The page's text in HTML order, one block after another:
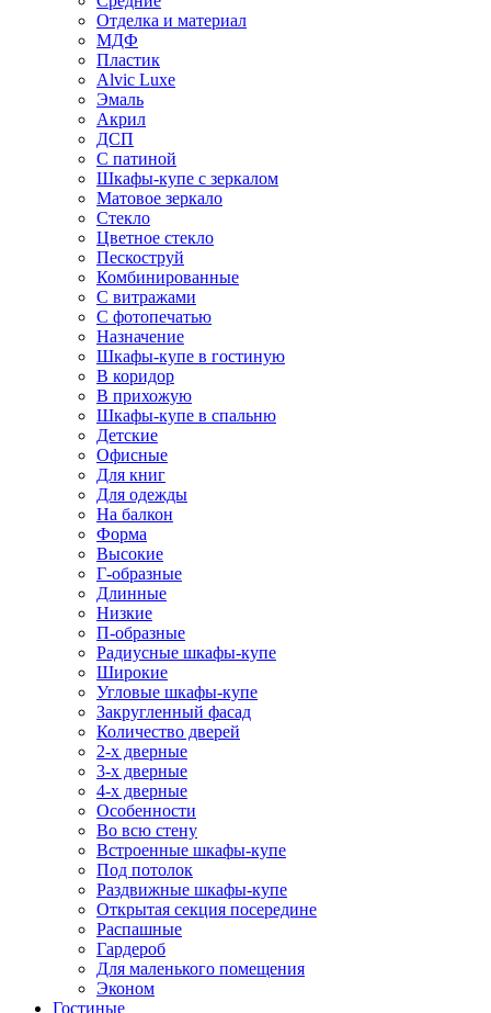
Отделка и материал
МДФ
Пластик
Alvic Luxe
Эмаль
Акрил
ДСП
С патиной
Шкафы-купе с зеркалом
Матовое зеркало
Стекло
Цветное стекло
Пескоструй
Комбинированные
С витражами
С фотопечатью
Назначение
Шкафы-купе в гостиную
В коридор
В прихожую
Шкафы-купе в спальню
Детские
Офисные
Для книг
Для одежды
На балкон
Форма
Высокие
Г-образные
Длинные
Низкие
П-образные
Радиусные шкафы-купе
Широкие
Угловые шкафы-купе
Закругленный фасад
Количество дверей
2-х дверные
3-х дверные
4-х дверные
Особенности
Во всю стену
Встроенные шкафы-купе
Под потолок
Раздвижные шкафы-купе
Открытая секция посередине
Распашные
Гардероб
Для маленького помещения
Эконом
Гостиные